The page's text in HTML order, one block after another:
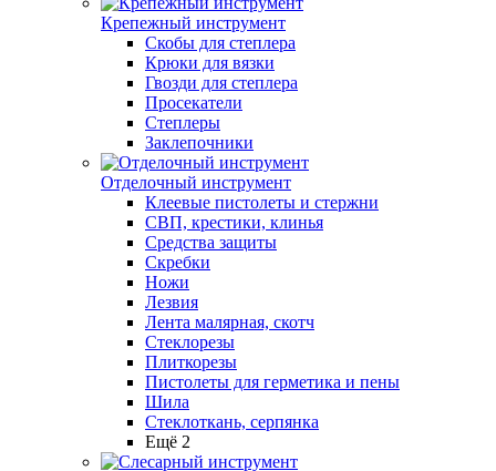
Крепежный инструмент
Скобы для степлера
Крюки для вязки
Гвозди для степлера
Просекатели
Степлеры
Заклепочники
Отделочный инструмент
Клеевые пистолеты и стержни
СВП, крестики, клинья
Средства защиты
Скребки
Ножи
Лезвия
Лента малярная, скотч
Стеклорезы
Плиткорезы
Пистолеты для герметика и пены
Шила
Стеклоткань, серпянка
Ещё 2